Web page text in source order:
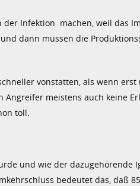
der Infektion machen, weil das
dann müssen die
vonstatten, als wenn
meistens auch keine
toll.
und wie der dazugehörende
bedeutet das, daß